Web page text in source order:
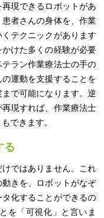
現できるロボットがあ
者さんの身体を、作業
テクニックがあります
けた多くの経験が必要
ラン作業療法士の手の
運動を支援することを
で可能になります。逆
現すれば、作業療法士
できます。
る
ではありません。これ
きを、ロボットがなぞ
化することができるの
を「可視化」と言いま